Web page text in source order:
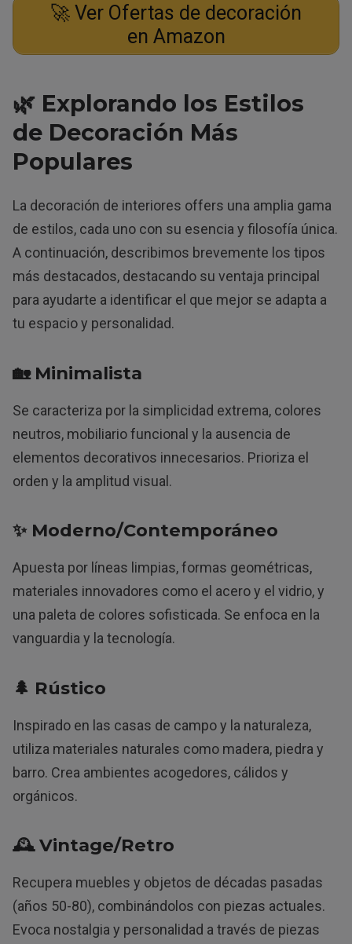
🚀 Ver Ofertas de decoración
en Amazon
🌿 Explorando los Estilos
de Decoración Más
Populares
La decoración de interiores offers una amplia gama
de estilos, cada uno con su esencia y filosofía única.
A continuación, describimos brevemente los tipos
más destacados, destacando su ventaja principal
para ayudarte a identificar el que mejor se adapta a
tu espacio y personalidad.
🏡 Minimalista
Se caracteriza por la simplicidad extrema, colores
neutros, mobiliario funcional y la ausencia de
elementos decorativos innecesarios. Prioriza el
orden y la amplitud visual.
✨ Moderno/Contemporáneo
Apuesta por líneas limpias, formas geométricas,
materiales innovadores como el acero y el vidrio, y
una paleta de colores sofisticada. Se enfoca en la
vanguardia y la tecnología.
🌲 Rústico
Inspirado en las casas de campo y la naturaleza,
utiliza materiales naturales como madera, piedra y
barro. Crea ambientes acogedores, cálidos y
orgánicos.
🕰️ Vintage/Retro
Recupera muebles y objetos de décadas pasadas
(años 50-80), combinándolos con piezas actuales.
Evoca nostalgia y personalidad a través de piezas